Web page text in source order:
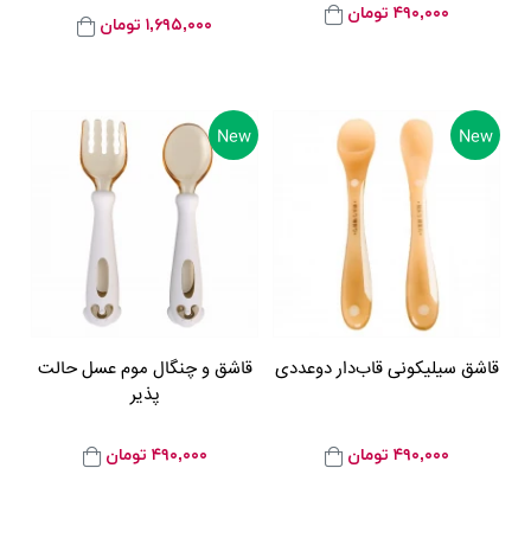
۴۹۰,۰۰۰ تومان
۱,۶۹۵,۰۰۰ تومان
New
قاشق سیلیکونی قاب‌دار دوعددی
۴۹۰,۰۰۰ تومان
New
قاشق و چنگال موم عسل حالت
پذیر
۴۹۰,۰۰۰ تومان